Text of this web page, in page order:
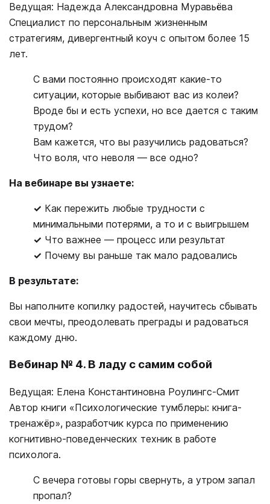
Ведущая: Надежда Александровна Муравьёва
Специалист по персональным жизненным
стратегиям, дивергентный коуч с опытом более 15
лет.
С вами постоянно происходят какие-то
ситуации, которые выбивают вас из колеи?
Вроде бы и есть успехи, но все дается с таким
трудом?
Вам кажется, что вы разучились радоваться?
Что воля, что неволя ― все одно?
На вебинаре вы узнаете:
✓ Как пережить любые трудности с
минимальными потерями, а то и с выигрышем
✓ Что важнее ― процесс или результат
✓ Почему вы раньше так мало радовались
В результате:
Вы наполните копилку радостей, научитесь сбывать
свои мечты, преодолевать преграды и радоваться
каждому дню.
Вебинар № 4. В ладу с самим собой
Ведущая: Елена Константиновна Роулингс-Смит
Автор книги «Психологические тумблеры: книга-
тренажёр», разработчик курса по применению
когнитивно-поведенческих техник в работе
психолога.
С вечера готовы горы свернуть, а утром запал
пропал?